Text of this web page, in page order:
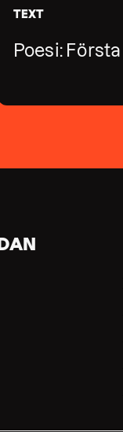
TEXT
Poesi: Första